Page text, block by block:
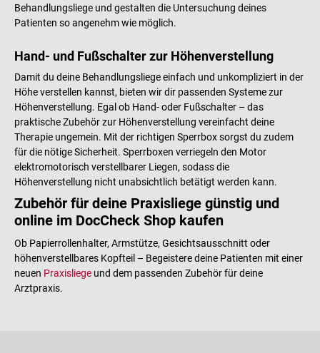
Behandlungsliege und gestalten die Untersuchung deines
Patienten so angenehm wie möglich.
Hand- und Fußschalter zur Höhenverstellung
Damit du deine Behandlungsliege einfach und unkompliziert in der
Höhe verstellen kannst, bieten wir dir passenden Systeme zur
Höhenverstellung. Egal ob Hand- oder Fußschalter – das
praktische Zubehör zur Höhenverstellung vereinfacht deine
Therapie ungemein. Mit der richtigen Sperrbox sorgst du zudem
für die nötige Sicherheit. Sperrboxen verriegeln den Motor
elektromotorisch verstellbarer Liegen, sodass die
Höhenverstellung nicht unabsichtlich betätigt werden kann.
Zubehör für deine Praxisliege günstig und
online im DocCheck Shop kaufen
Ob Papierrollenhalter, Armstütze, Gesichtsausschnitt oder
höhenverstellbares Kopfteil – Begeistere deine Patienten mit einer
neuen Praxisliege und dem passenden Zubehör für deine
Arztpraxis.